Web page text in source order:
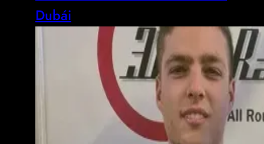
Dubái